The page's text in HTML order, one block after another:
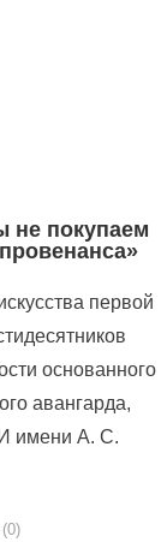
не покупаем
первой
основанного
авангарда,
имени А. С.